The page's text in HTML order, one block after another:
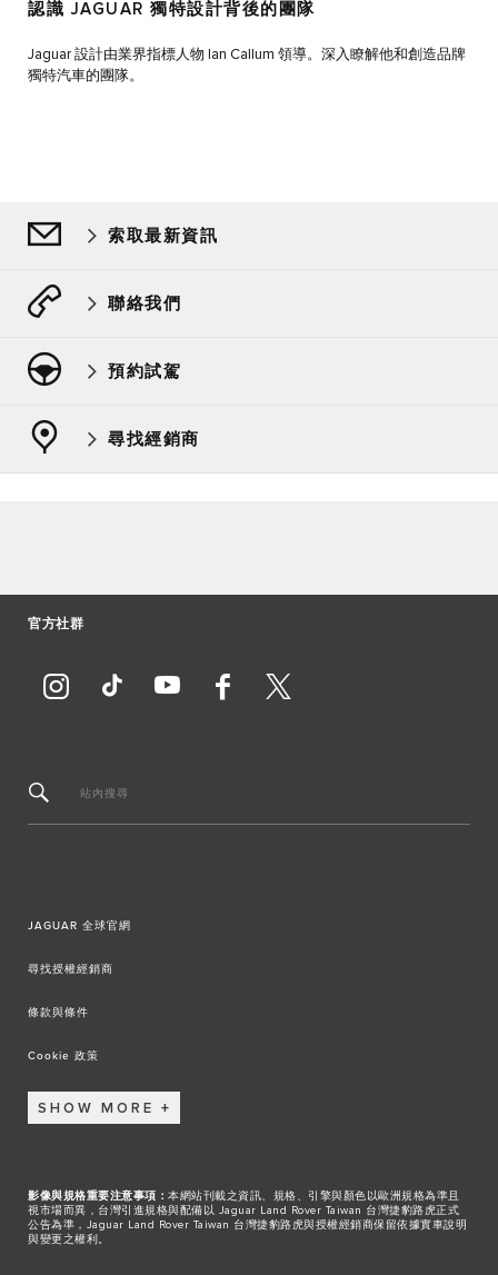
認識 JAGUAR 獨特設計背後的團隊
Jaguar 設計由業界指標人物 Ian Callum 領導。深入瞭解他和創造品牌
獨特汽車的團隊。
索取最新資訊
聯絡我們
預約試駕
尋找經銷商
官方社群
站內搜尋
JAGUAR 全球官網
尋找授權經銷商
條款與條件
Cookie 政策
SHOW MORE
影像與規格重要注意事項： 本網站刊載之資訊、規格、引擎與顏色以歐洲規格為準且
視市場而異，台灣引進規格與配備以 Jaguar Land Rover Taiwan 台灣捷豹路虎正式
公告為準，Jaguar Land Rover Taiwan 台灣捷豹路虎與授權經銷商保留依據實車說明
與變更之權利。